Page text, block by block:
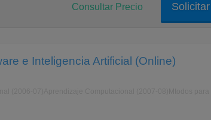
Consultar Precio
e Inteligencia Artificial (Online)